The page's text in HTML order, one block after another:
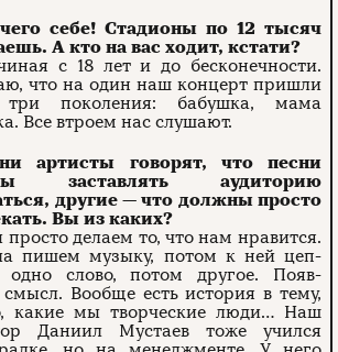
себе! Стадионы по 12 тысяч
А кто на вас ходит, кстати?
с 18 лет и до бесконечности.
что на один наш концерт пришли
три поколения: бабушка, мама
Все втроем нас слушают.
артисты говорят, что песни
заставлять аудиторию
другие — что должны просто
Вы из каких?
делаем то, что нам нра­вится.
пишем музыку, потом к ней цеп­
одно слово, потом другое. Появ­
смысл. Вообще есть история в тему,
какие мы творческие люди… Наш
Даниил Мустаев тоже учился